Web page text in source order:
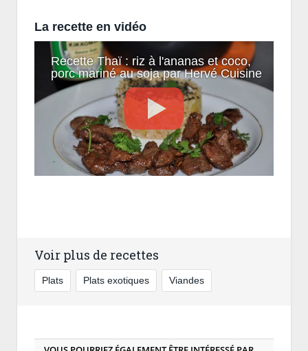
La recette en vidéo
Recette Thaï : riz à l'ananas et coco,
porc mariné au soja par Hervé Cuisine
Voir plus de recettes
Plats Plats exotiques Viandes